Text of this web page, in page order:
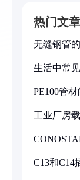
热门文章
无缝钢管
生活中常
PE100管
工业厂房
C13和C14